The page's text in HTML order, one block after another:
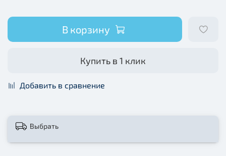
В корзину
Купить в 1 клик
Добавить в сравнение
Выбрать